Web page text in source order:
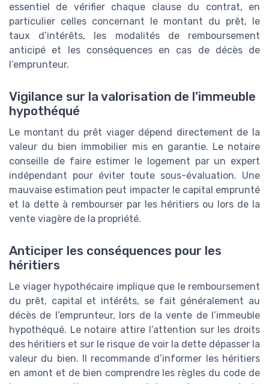
essentiel de vérifier chaque clause du contrat, en
particulier celles concernant le montant du prêt, le
taux d’intérêts, les modalités de remboursement
anticipé et les conséquences en cas de décès de
l’emprunteur.
Vigilance sur la valorisation de l’immeuble
hypothéqué
Le montant du prêt viager dépend directement de la
valeur du bien immobilier mis en garantie. Le notaire
conseille de faire estimer le logement par un expert
indépendant pour éviter toute sous-évaluation. Une
mauvaise estimation peut impacter le capital emprunté
et la dette à rembourser par les héritiers ou lors de la
vente viagère de la propriété.
Anticiper les conséquences pour les
héritiers
Le viager hypothécaire implique que le remboursement
du prêt, capital et intérêts, se fait généralement au
décès de l’emprunteur, lors de la vente de l’immeuble
hypothéqué. Le notaire attire l’attention sur les droits
des héritiers et sur le risque de voir la dette dépasser la
valeur du bien. Il recommande d’informer les héritiers
en amont et de bien comprendre les règles du code de